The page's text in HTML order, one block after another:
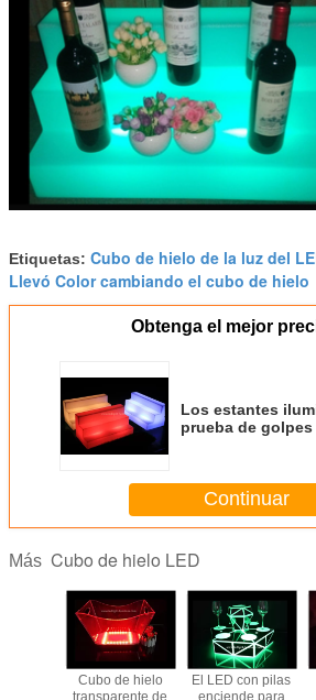
Etiquetas: Cubo de hielo de la luz del
Llevó Color cambiando el cubo de hielo
Obtenga el mejor
Los estantes
prueba de golpes
Continuar
Más Cubo de hielo LED
Cubo de hielo
transparente de
El LED con pilas
enciende para